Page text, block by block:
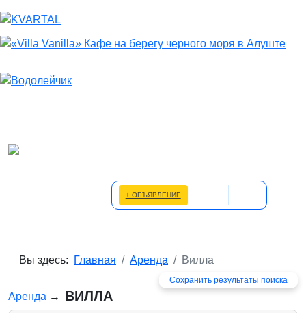
+ ОБЪЯВЛЕНИЕ
Вы здесь: Главная Аренда Вилла
Аренда → ВИЛЛА
Сохранить результаты поиска